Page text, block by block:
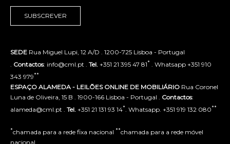
SUBSCREVER
SEDE Rua Miguel Lupi, 12 A/D . 1200-725 Lisboa - Portugal
Contactos: info@cml.pt . Tel. +351 21 395 47 81* . Whatsapp +351 910
343 979**
ESPAÇO ALAMEDA - LEILÕES ONLINE DE MOBILIÁRIO Rua Coronel
Luna de Oliveira, 15 B . 1900-166 Lisboa - Portugal . Contactos:
alameda@cml.pt . Tel. +351 21 131 93 14* . Whatsapp. +351 919 132 080**
*chamada para a rede fixa nacional **chamada para a rede móvel
nacional